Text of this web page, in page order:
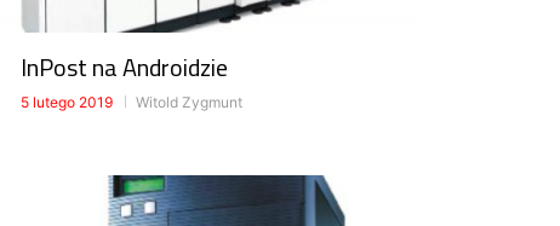
InPost na Androidzie
5 lutego 2019 Witold Zygmunt